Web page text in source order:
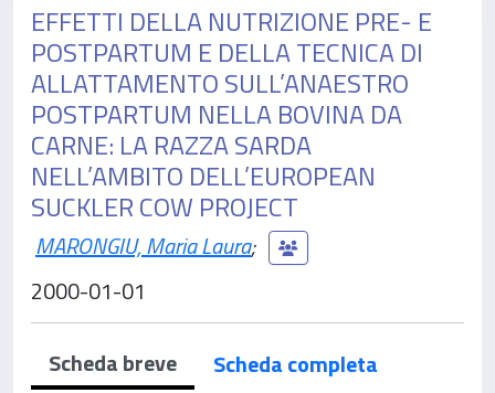
EFFETTI DELLA NUTRIZIONE PRE- E
POSTPARTUM E DELLA TECNICA DI
ALLATTAMENTO SULL’ANAESTRO
POSTPARTUM NELLA BOVINA DA
CARNE: LA RAZZA SARDA
NELL’AMBITO DELL’EUROPEAN
SUCKLER COW PROJECT
MARONGIU, Maria Laura;
2000-01-01
Scheda breve
Scheda completa